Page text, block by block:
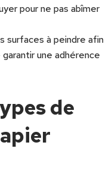
pour ne pas abîmer
surfaces à peindre afin
une adhérence
de